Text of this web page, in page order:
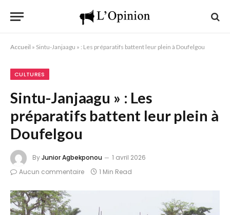
Accueil » Sintu-Janjaagu » : Les préparatifs battent leur plein à Doufelgou
CULTURES
Sintu-Janjaagu » : Les
préparatifs battent leur plein à
Doufelgou
ByJunior Agbekponou
1 avril 2026
Aucun commentaire
1 Min Read